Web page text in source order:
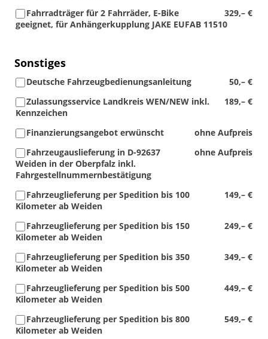
329,– €
Fahrradträger für 2 Fahrräder, E-Bike
geeignet, für Anhängerkupplung JAKE EUFAB 11510
Sonstiges
50,– €
Deutsche Fahrzeugbedienungsanleitung
189,– €
Zulassungsservice Landkreis WEN/NEW inkl.
Kennzeichen
ohne Aufpreis
Finanzierungsangebot erwünscht
ohne Aufpreis
Fahrzeugauslieferung in D-92637
Weiden in der Oberpfalz inkl.
Fahrgestellnummernbestätigung
149,– €
Fahrzeuglieferung per Spedition bis 100
Kilometer ab Weiden
249,– €
Fahrzeuglieferung per Spedition bis 150
Kilometer ab Weiden
349,– €
Fahrzeuglieferung per Spedition bis 350
Kilometer ab Weiden
449,– €
Fahrzeuglieferung per Spedition bis 500
Kilometer ab Weiden
549,– €
Fahrzeuglieferung per Spedition bis 800
Kilometer ab Weiden